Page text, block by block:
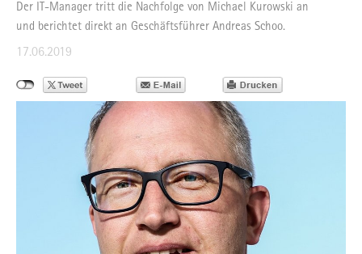
Der IT-Manager tritt die Nachfolge von Michael Kurowski an
und berichtet direkt an Geschäftsführer Andreas Schoo.
17.06.2019